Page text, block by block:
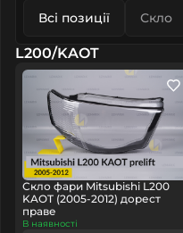
Всі позиції Скло
L200/KAOT
Скло фари Mitsubishi L200
KAOT (2005-2012) дорест
праве
В наявності